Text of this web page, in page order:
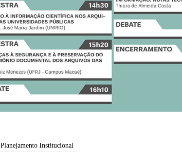
Planejamento Institucional